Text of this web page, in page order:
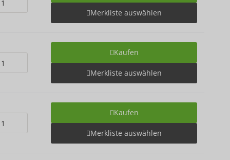
Merkliste auswählen
Kaufen
Merkliste auswählen
Kaufen
Merkliste auswählen